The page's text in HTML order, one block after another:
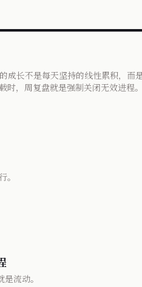
成长不是每天坚持的线性累积，
，周复盘就是强制关闭无效进程
。
流动。